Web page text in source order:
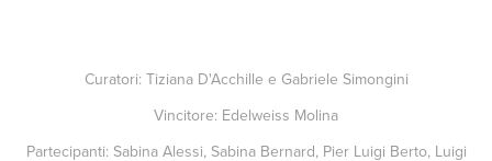
Curatori: Tiziana D'Acchille e Gabriele Simongini
Vincitore: Edelweiss Molina
Partecipanti: Sabina Alessi, Sabina Bernard, Pier Luigi Berto, Luigi